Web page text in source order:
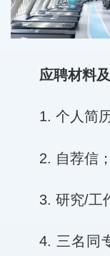
应聘材料
1. 个人简
2. 自荐信；
3. 研究/工
4. 三名同